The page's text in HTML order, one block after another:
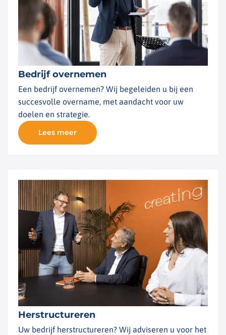
Bedrijf overnemen
Een bedrijf overnemen? Wij begeleiden u bij een
succesvolle overname, met aandacht voor uw
doelen en strategie.
Lees meer
Herstructureren
Uw bedrijf herstructureren? Wij adviseren u voor het